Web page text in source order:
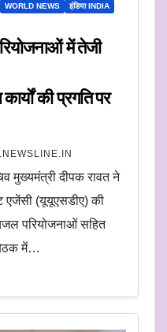
WORLD NEWS
इंडिया INDIA
में तेजी
की प्रगति पर
मुख्यमंत्री दीपक रावत ने
एजेंसी (यूयूएसडीए) की
परियोजनाओं सहित
बैठक में…